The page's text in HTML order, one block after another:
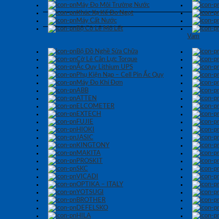
Máy Đo Môi Trường Nước
Khúc Xạ Kế Đo Ngọt
Máy Cất Nước
Bộ Cờ Lê Mỏ Lết
Vam
Bộ Đồ Nghề Sửa Chữa
Cờ Lê Cân Lực Torque
Ắc Quy Lithium UPS
Phụ Kiện Nạp – Cell Pin Ắc Quy
Máy Đo Khí Đơn
ABB
ATTEN
ELCOMETER
EXTECH
FUJIE
HIOKI
JASIC
KINGTONY
MAKITA
PROSKIT
SKC
VICADI
OPTIKA – ITALY
YOTSUGI
BROTHER
DEFELSKO
HILA